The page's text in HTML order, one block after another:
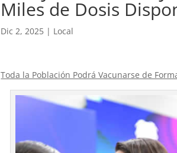
Miles de Dosis
Dic 2, 2025 | Local
Toda la Población Podrá Vacunarse de